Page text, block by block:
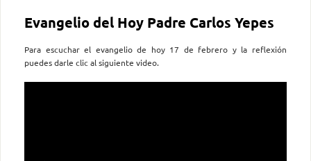
Evangelio del Hoy Padre Carlos Yepes
Para escuchar el evangelio de hoy 17 de febrero y la reflexión
puedes darle clic al siguiente video.